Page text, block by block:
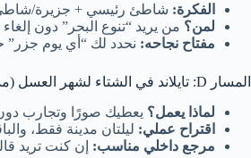
الفكرة: شاطئ رئيسي + جزيرة/شاطئ
لمن؟ من يريد “تنوع البحر” دون إلغاء
مفتاح نجاحه: نحدد لك “أي يوم
المسار D: تايلاند في الشتاء لشهر العسل (مدينة خفيفة + منتجع هادئ) 💍🌙
لماذا يعمل؟ يعطيك صورًا وتجارب
اقتراح عملي: ليلتان مدينة فقط،
مرجع داخلي مناسب: إن كنت تريد